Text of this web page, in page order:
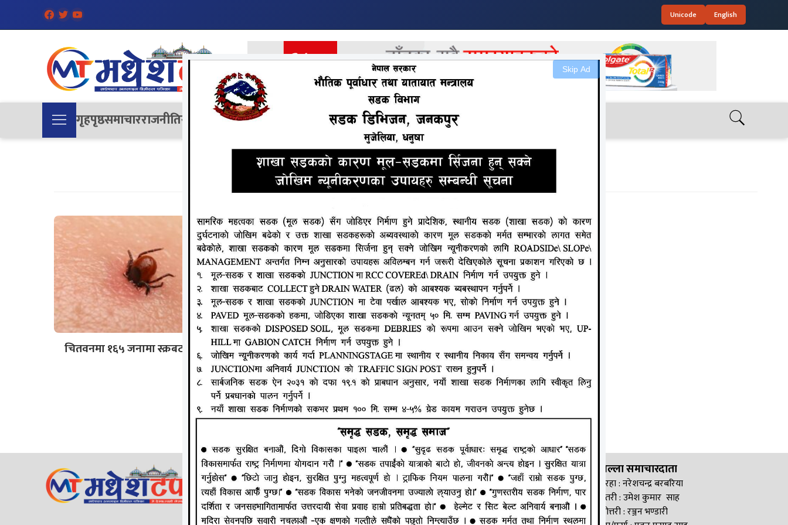
Skip Ad
Unicode English
गृहपृष्ठसमाचारराजनीतिसमाज देश विचारअर्थ अन्तराष्ट्रियखेलकुदमनोरन्जनअन्य
स्क्रबटाइफस
चितवनमा १६५ जनामा स्क्रबटाइफस
जानकी न्यूज नेटवर्क
ठेगाना: लक्ष्मीनियाँ -७, मधेश प्रदेश
सम्पर्क नं. : +977-9844100829
ईमेल:Madheshtopnews@gmail.com
हाम्रो टीम
सम्पादक : राजेश कुमार झा
समाचार संयोजक : राजन झा
न्यूज डेस्क : अर्थ राज
जिल्ला समाचारदाता
सिरहा : नरेशचन्द्र बरबरिया
सप्तरी : उमेश कुमार साह
महोत्तरी : रञ्जन भण्डारी